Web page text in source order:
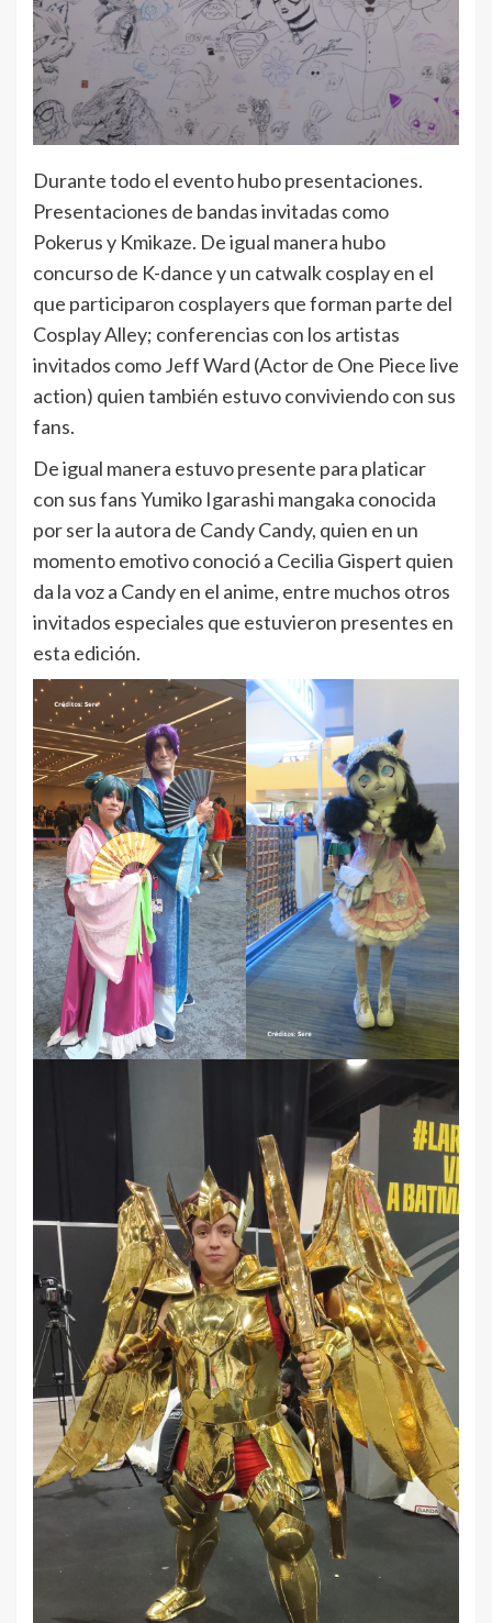
Durante todo el evento hubo presentaciones.
Presentaciones de bandas invitadas como
Pokerus y Kmikaze. De igual manera hubo
concurso de K-dance y un catwalk cosplay en el
que participaron cosplayers que forman parte del
Cosplay Alley; conferencias con los artistas
invitados como Jeff Ward (Actor de One Piece live
action) quien también estuvo conviviendo con sus
fans.
De igual manera estuvo presente para platicar
con sus fans Yumiko Igarashi mangaka conocida
por ser la autora de Candy Candy, quien en un
momento emotivo conoció a Cecilia Gispert quien
da la voz a Candy en el anime, entre muchos otros
invitados especiales que estuvieron presentes en
esta edición.